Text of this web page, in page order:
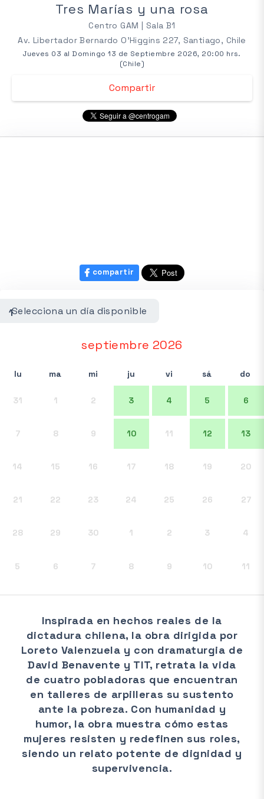
Tres Marías y una rosa
Centro GAM | Sala B1
Av. Libertador Bernardo O'Higgins 227, Santiago, Chile
Jueves 03 al Domingo 13 de Septiembre 2026, 20:00 hrs.
(Chile)
Compartir
compartir
Selecciona un día disponible
1
septiembre 2026
lu ma mi ju vi sá do
31 1 2 3 4 5 6
7 8 9 10 11 12 13
14 15 16 17 18 19 20
21 22 23 24 25 26 27
28 29 30 1 2 3 4
5 6 7 8 9 10 11
Inspirada en hechos reales de la
dictadura chilena, la obra dirigida por
Loreto Valenzuela y con dramaturgia de
David Benavente y TIT, retrata la vida
de cuatro pobladoras que encuentran
en talleres de arpilleras su sustento
ante la pobreza. Con humanidad y
humor, la obra muestra cómo estas
mujeres resisten y redefinen sus roles,
siendo un relato potente de dignidad y
supervivencia.